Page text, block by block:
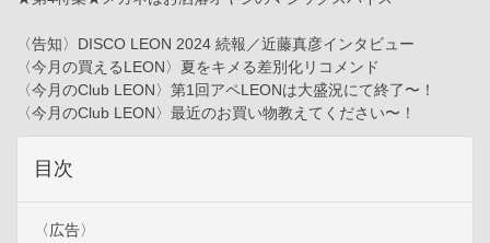
〈告知〉DISCO LEON 2024 続報／近藤真彦インタビュー
〈今月の買えるLEON〉夏をキメる差別化リコメンド
〈今月のClub LEON〉第1回アペLEONは大盛況にて終了〜！
〈今月のClub LEON〉最近のお買い物教えてください〜！
目次
〈広告〉